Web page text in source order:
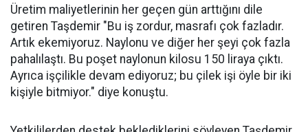
Üretim maliyetlerinin her geçen gün arttığını dile
getiren Taşdemir "Bu iş zordur, masrafı çok fazladır.
Artık ekemiyoruz. Naylonu ve diğer her şeyi çok fazla
pahalılaştı. Bu poşet naylonun kilosu 150 liraya çıktı.
Ayrıca işçilikle devam ediyoruz; bu çilek işi öyle bir iki
kişiyle bitmiyor." diye konuştu.